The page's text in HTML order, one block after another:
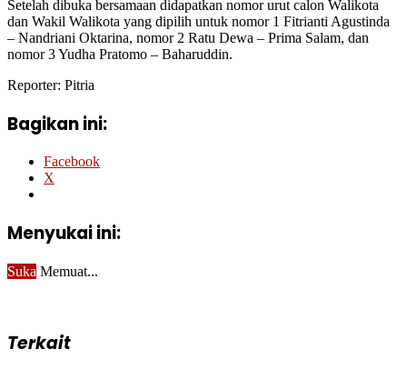
Setelah dibuka bersamaan didapatkan nomor urut calon Walikota
dan Wakil Walikota yang dipilih untuk nomor 1 Fitrianti Agustinda
– Nandriani Oktarina, nomor 2 Ratu Dewa – Prima Salam, dan
nomor 3 Yudha Pratomo – Baharuddin.
Reporter: Pitria
Bagikan ini:
Facebook
X
Menyukai ini:
Suka Memuat...
Terkait